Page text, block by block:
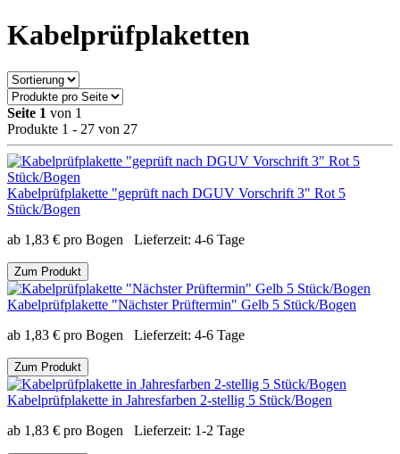
Kabelprüfplaketten
Seite 1 von 1
Produkte 1 - 27 von 27
Kabelprüfplakette "geprüft nach DGUV Vorschrift 3" Rot 5
Stück/Bogen
ab 1,83 € pro Bogen Lieferzeit: 4-6 Tage
Zum Produkt
Kabelprüfplakette "Nächster Prüftermin" Gelb 5 Stück/Bogen
ab 1,83 € pro Bogen Lieferzeit: 4-6 Tage
Zum Produkt
Kabelprüfplakette in Jahresfarben 2-stellig 5 Stück/Bogen
ab 1,83 € pro Bogen Lieferzeit: 1-2 Tage